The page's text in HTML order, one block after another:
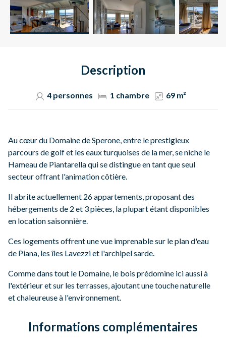
Description
4 personnes 1 chambre 69 m²
Au cœur du Domaine de Sperone, entre le prestigieux
parcours de golf et les eaux turquoises de la mer, se niche le
Hameau de Piantarella qui se distingue en tant que seul
secteur offrant l'animation côtière.
Il abrite actuellement 26 appartements, proposant des
hébergements de 2 et 3 pièces, la plupart étant disponibles
en location saisonnière.
Ces logements offrent une vue imprenable sur le plan d'eau
de Piana, les îles Lavezzi et l'archipel sarde.
Comme dans tout le Domaine, le bois prédomine ici aussi à
l'extérieur et sur les terrasses, ajoutant une touche naturelle
et chaleureuse à l'environnement.
Informations complémentaires